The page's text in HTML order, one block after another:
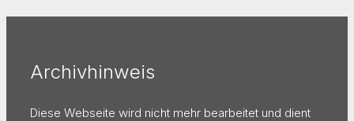
Archivhinweis
Diese Webseite wird nicht mehr bearbeitet und dient